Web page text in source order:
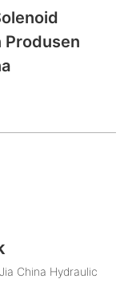
Produsen
China Hydraulic